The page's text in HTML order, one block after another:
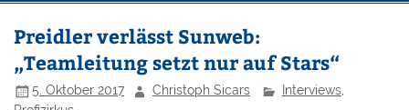
Preidler verlässt Sunweb:
„Teamleitung setzt nur auf Stars“
5. Oktober 2017 Christoph Sicars Interviews,